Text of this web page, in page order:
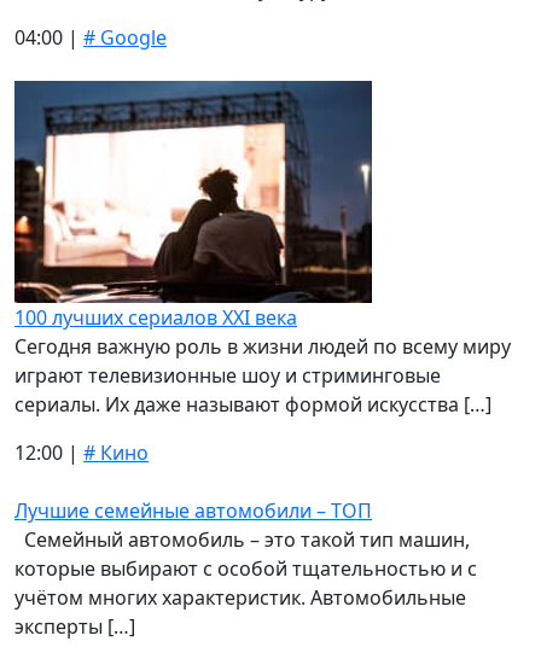
04:00 | # Google
100 лучших сериалов XXI века
Сегодня важную роль в жизни людей по всему миру
играют телевизионные шоу и стриминговые
сериалы. Их даже называют формой искусства […]
12:00 | # Кино
Лучшие семейные автомобили – ТОП
Семейный автомобиль – это такой тип машин,
которые выбирают с особой тщательностью и с
учётом многих характеристик. Автомобильные
эксперты […]